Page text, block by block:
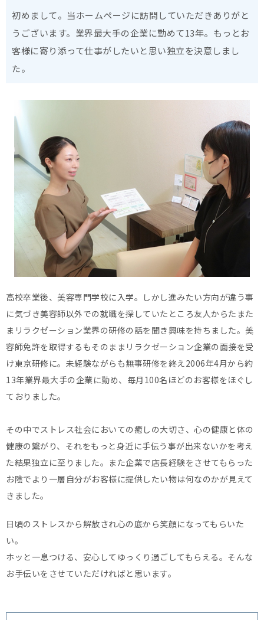
初めまして。当ホームページに訪問していただきありがと
うございます。業界最大手の企業に勤めて13年。もっとお
客様に寄り添って仕事がしたいと思い独立を決意しまし
た。
高校卒業後、美容専門学校に入学。しかし進みたい方向が違う事
に気づき美容師以外での就職を探していたところ友人からたまた
まリラクゼーション業界の研修の話を聞き興味を持ちました。美
容師免許を取得するもそのままリラクゼーション企業の面接を受
け東京研修に。未経験ながらも無事研修を終え2006年4月から約
13年業界最大手の企業に勤め、毎月100名ほどのお客様をほぐし
ておりました。
その中でストレス社会においての癒しの大切さ、心の健康と体の
健康の繋がり、それをもっと身近に手伝う事が出来ないかを考え
た結果独立に至りました。また企業で店長経験をさせてもらった
お陰でより一層自分がお客様に提供したい物は何なのかが見えて
きました。
日頃のストレスから解放され心の底から笑顔になってもらいた
い。
ホッと一息つける、安心してゆっくり過ごしてもらえる。そんな
お手伝いをさせていただければと思います。